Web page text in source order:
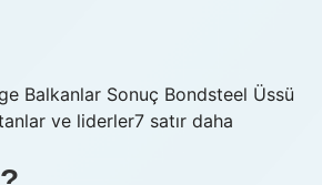
Balkanlar Sonuç Bondsteel Üssü
ve liderler7 satır daha